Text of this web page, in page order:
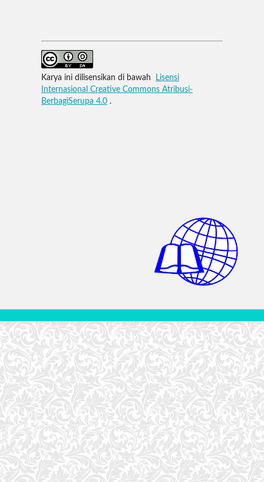
Karya ini dilisensikan di bawah
Lisensi
Internasional Creative Commons Atribusi-
BerbagiSerupa 4.0.